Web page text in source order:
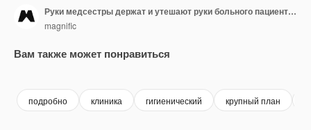
Руки медсестры держат и утешают руки больного пациента на больничной койке.
magnific
Вам также может понравиться
подробно клиника гигиенический крупный план